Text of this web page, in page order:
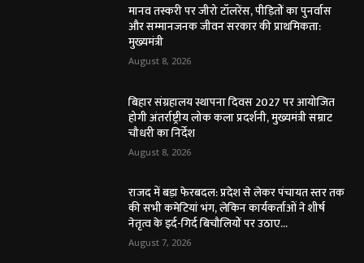
मानव तस्करी पर जीरो टॉलरेंस, पीड़ितों का पुनर्वास
और सम्मानजनक जीवन सरकार की प्राथमिकता:
मुख्यमंत्री
August 8, 2026
बिहार संग्रहालय स्थापना दिवस 2027 पर आयोजित
होगी अंतर्राष्ट्रीय लोक कला प्रदर्शनी, मुख्यमंत्री सम्राट
चौधरी का निर्देश
August 8, 2026
राजद में बड़ा फेरबदल: प्रदेश से लेकर पंचायत स्तर तक
की सभी कमेटियां भंग, लेकिन कार्यकर्ताओं ने शीर्ष
नेतृत्व के इर्द-गिर्द बिचौलियों पर उठाए...
August 7, 2026